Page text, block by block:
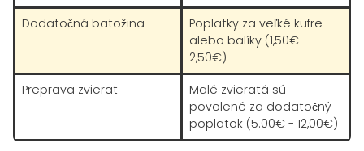
Dodatočná batožina
Poplatky za veľké kufre
alebo balíky (1,50€ -
2,50€)
Preprava zvierat
Malé zvieratá sú
povolené za dodatočný
poplatok (5.00€ - 12,00€)